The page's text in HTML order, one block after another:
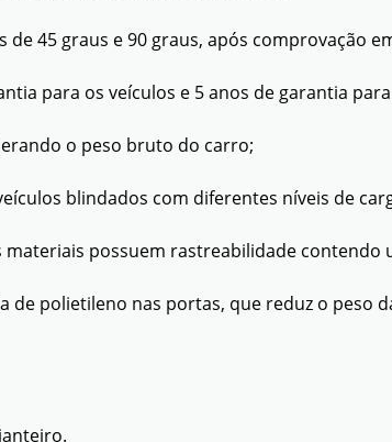
45 graus e 90 graus, após comprovação
para os veículos e 5 anos de garantia
o peso bruto do carro;
blindados com diferentes níveis de
materiais possuem rastreabilidade contendo
de polietileno nas portas, que reduz o peso